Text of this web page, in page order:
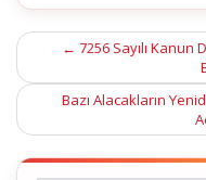
Post
← 7256 Sayılı Kanun
Bazı Alacakların